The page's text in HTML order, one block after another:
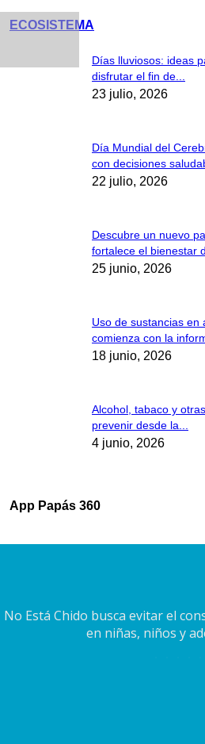
ECOSISTEMA
Días lluviosos: ideas
disfrutar el fin de...
23 julio, 2026
Día Mundial del
con decisiones
22 julio, 2026
Descubre un nuevo
fortalece el bienestar
25 junio, 2026
Uso de sustancias en
comienza con la
18 junio, 2026
Alcohol, tabaco y
prevenir desde la...
4 junio, 2026
App Papás 360
No Está Chido busca evitar el
en niñas, niños y